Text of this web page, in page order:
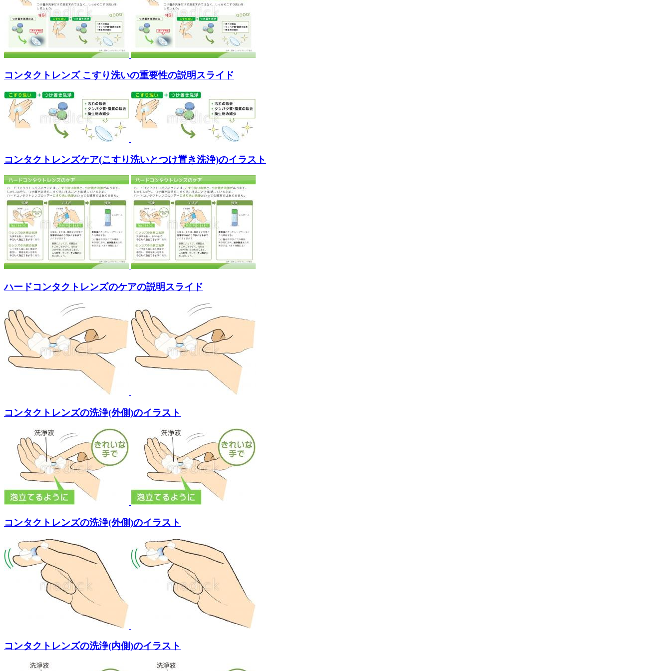
コンタクトレンズ こすり洗いの重要性の説明スライド
コンタクトレンズケア(こすり洗いとつけ置き洗浄)のイラスト
ハードコンタクトレンズのケアの説明スライド
コンタクトレンズの洗浄(外側)のイラスト
コンタクトレンズの洗浄(外側)のイラスト
コンタクトレンズの洗浄(内側)のイラスト